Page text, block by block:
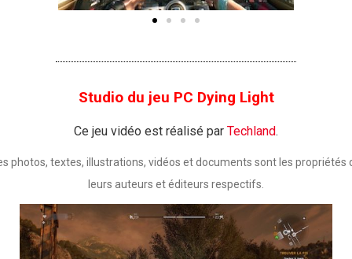
Studio du jeu PC Dying Light
Ce jeu vidéo est réalisé par Techland.
photos, textes, illustrations, vidéos et documents sont les propriétés
leurs auteurs et éditeurs respectifs.